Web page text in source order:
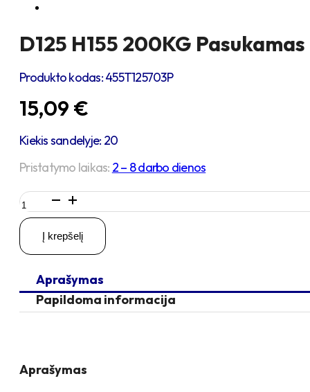
D125 H155 200KG
Produkto kodas:455T125703P
15,09 €
Kiekis sandelyje: 20
Pristatymo laikas: 2 – 8 darbo dienos
produkto
kiekis:
D125
H155
200KG
ratukas
su
stabdžiu,
Į krepšelį
Aprašymas
Papildoma informacija
Aprašymas